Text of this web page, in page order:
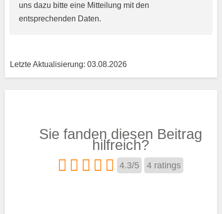
Trägertyp*
uns dazu bitte eine Mitteilung mit den
entsprechenden Daten.
Letzte Aktualisierung: 03.08.2026
Sie fanden diesen Beitrag
hilfreich?
4.3/5 4 ratings